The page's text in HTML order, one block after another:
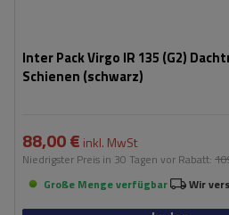
Inter Pack Virgo IR 135 (G2)
Schienen (schwarz)
88,00 € inkl. MwSt
Niedrigster Preis in 30 Tagen vor Rabatt:
Große Menge verfügbar
Wir